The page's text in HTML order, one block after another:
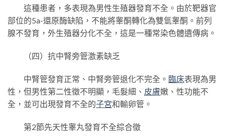
這種患者，多表現為男性生殖器發育不全。由於靶器官
部位的5a-還原酶缺陷，不能將睾酮轉化為雙氫睾酮。前列
腺不發育，外生殖器分化不全，這是一種常染色體遺傳病。
（四）抗中腎旁管激素缺乏
中腎管發育正常、中腎旁管退化不完全。 臨床表現為男
性，但男性第二性徵不明顯，毛髮細、 皮膚嫩、性功能不
全，並可出現發育不全的子宮和輸卵管。
第2節先天性睾丸發育不全綜合徵